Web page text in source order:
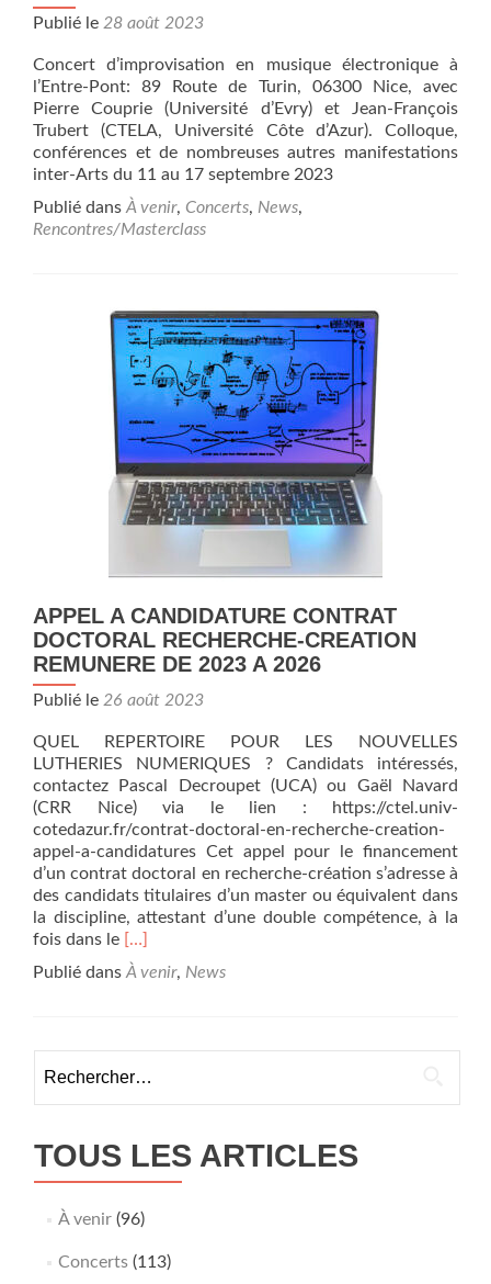
Publié le 28 août 2023
Concert d’improvisation en musique électronique à
l’Entre-Pont: 89 Route de Turin, 06300 Nice, avec
Pierre Couprie (Université d’Evry) et Jean-François
Trubert (CTELA, Université Côte d’Azur). Colloque,
conférences et de nombreuses autres manifestations
inter-Arts du 11 au 17 septembre 2023
Publié dans À venir, Concerts, News,
Rencontres/Masterclass
APPEL A CANDIDATURE CONTRAT
DOCTORAL RECHERCHE-CREATION
REMUNERE DE 2023 A 2026
Publié le 26 août 2023
QUEL REPERTOIRE POUR LES NOUVELLES
LUTHERIES NUMERIQUES ? Candidats intéressés,
contactez Pascal Decroupet (UCA) ou Gaël Navard
(CRR Nice) via le lien : https://ctel.univ-
cotedazur.fr/contrat-doctoral-en-recherche-creation-
appel-a-candidatures Cet appel pour le financement
d’un contrat doctoral en recherche-création s’adresse à
des candidats titulaires d’un master ou équivalent dans
la discipline, attestant d’une double compétence, à la
fois dans le En
savoir
plus
CANDIDATURE
CONTRAT
REMUNERE
DE
A
[…]
Publié dans À venir, News
TOUS LES ARTICLES
À venir(96)
Concerts(113)